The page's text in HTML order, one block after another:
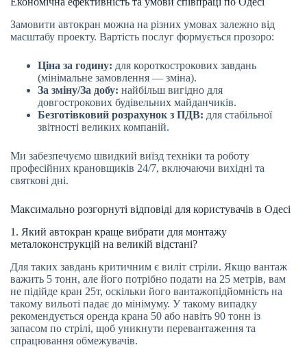
Замовити автокран можна на різних умовах залежно від
масштабу проекту. Вартість послуг формується прозоро:
Ціна за годину: для короткострокових завдань
(мінімальне замовлення — зміна).
За зміну/За добу: найбільш вигідно для
довгострокових будівельних майданчиків.
Безготівковий розрахунок з ПДВ: для стабільної
звітності великих компаній.
Ми забезпечуємо швидкий виїзд техніки та роботу
професійних крановщиків 24/7, включаючи вихідні та
святкові дні.
Максимально розгорнуті відповіді для користувачів в Одесі
1. Який автокран краще вибрати для монтажу
металоконструкцій на великій відстані?
Для таких завдань критичним є виліт стріли. Якщо вантаж
важить 5 тонн, але його потрібно подати на 25 метрів, вам
не підійде кран 25т, оскільки його вантажопідйомність на
такому вильоті падає до мінімуму. У такому випадку
рекомендується оренда крана 50 або навіть 90 тонн із
запасом по стрілі, щоб уникнути перевантаження та
спрацювання обмежувачів.